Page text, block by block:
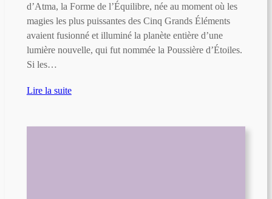
d’Atma, la Forme de l’Équilibre, née au moment où les
magies les plus puissantes des Cinq Grands Éléments
avaient fusionné et illuminé la planète entière d’une
lumière nouvelle, qui fut nommée la Poussière d’Étoiles.
Si les…
Lire la suite